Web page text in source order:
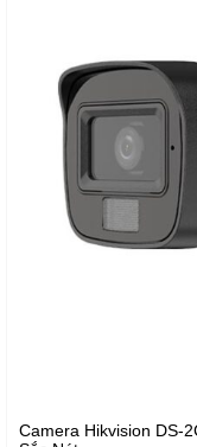
Camera Hikvision DS-